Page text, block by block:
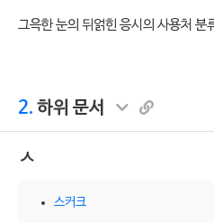
그윽한 눈의 뒤얽힌 응시의 사용처 분
2. 하위 문서
ㅅ
스커크